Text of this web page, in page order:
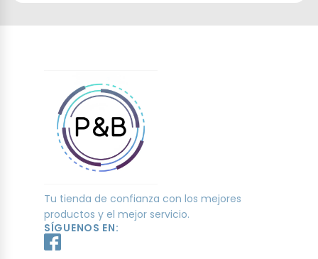
Tu tienda de confianza con los mejores
productos y el mejor servicio.
SÍGUENOS EN: